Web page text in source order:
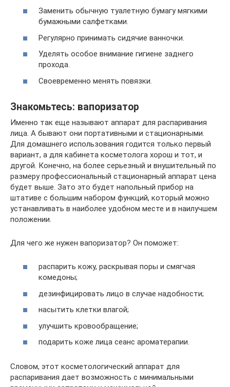
Заменить обычную туалетную бумагу мягкими
бумажными салфетками.
Регулярно принимать сидячие ванночки.
Уделять особое внимание гигиене заднего
прохода.
Своевременно менять повязки.
Знакомьтесь: вапоризатор
Именно так еще называют аппарат для распаривания
лица. А бывают они портативными и стационарными.
Для домашнего использования годится только первый
вариант, а для кабинета косметолога хорош и тот, и
другой. Конечно, на более серьезный и внушительный по
размеру профессиональный стационарный аппарат цена
будет выше. Зато это будет напольный прибор на
штативе с большим набором функций, который можно
устанавливать в наиболее удобном месте и в наилучшем
положении.
Для чего же нужен вапоризатор? Он поможет:
распарить кожу, раскрывая поры и смягчая
комедоны;
дезинфицировать лицо в случае надобности;
насытить клетки влагой;
улучшить кровообращение;
подарить коже лица сеанс ароматерапии.
Словом, этот косметологический аппарат для
распаривания дает возможность с минимальными